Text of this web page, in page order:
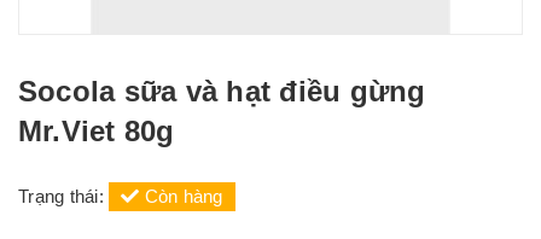
Socola sữa và hạt điều gừng
Mr.Viet 80g
Trạng thái: Còn hàng